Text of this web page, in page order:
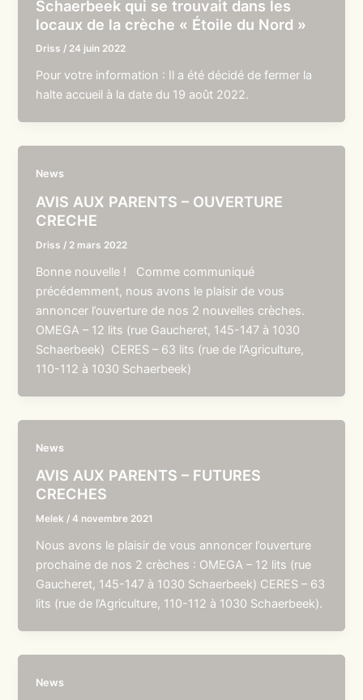
Schaerbeek qui se trouvait dans les
locaux de la crèche « Étoile du Nord »
Driss / 24 juin 2022
Pour votre information : Il a été décidé de fermer la
halte accueil à la date du 19 août 2022.
News
AVIS AUX PARENTS – OUVERTURE
CRECHE
Driss / 2 mars 2022
Bonne nouvelle ! Comme communiqué
précédemment, nous avons le plaisir de vous
annoncer l’ouverture de nos 2 nouvelles crèches.
OMEGA – 12 lits (rue Gaucheret, 145-147 à 1030
Schaerbeek) CERES – 63 lits (rue de l’Agriculture,
110-112 à 1030 Schaerbeek)
News
AVIS AUX PARENTS – FUTURES
CRECHES
Melek /4 novembre 2021
Nous avons le plaisir de vous annoncer l’ouverture
prochaine de nos 2 crèches : OMEGA – 12 lits (rue
Gaucheret, 145-147 à 1030 Schaerbeek) CERES – 63
lits (rue de l’Agriculture, 110-112 à 1030 Schaerbeek).
News